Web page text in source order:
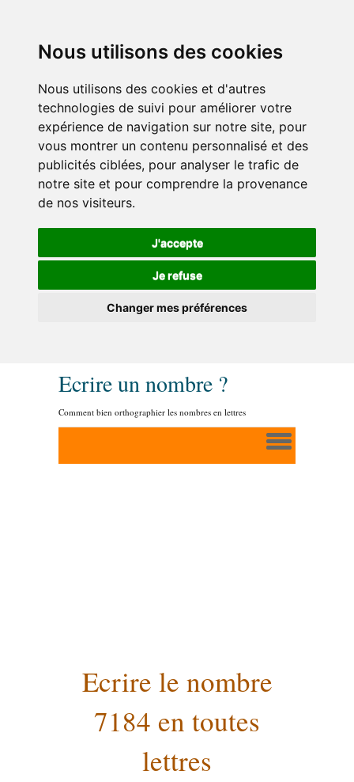
Nous utilisons des cookies
Nous utilisons des cookies et d'autres
technologies de suivi pour améliorer votre
expérience de navigation sur notre site, pour
vous montrer un contenu personnalisé et des
publicités ciblées, pour analyser le trafic de
notre site et pour comprendre la provenance
de nos visiteurs.
J'accepte
Je refuse
Changer mes préférences
Ecrire un nombre ?
Comment bien orthographier les nombres en lettres
Ecrire le nombre
7184 en toutes
lettres